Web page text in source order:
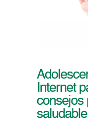
Internet
consejos
saludable